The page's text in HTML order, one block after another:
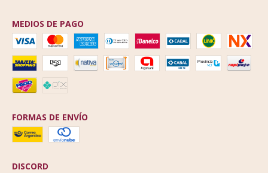
MEDIOS DE PAGO
FORMAS DE ENVÍO
DISCORD